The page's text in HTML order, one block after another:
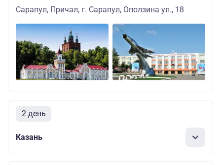
Сарапул, Причал, г. Сарапул, Оползина ул., 18
2 день
Казань